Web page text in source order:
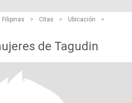
Filipinas > Citas > Ubicación
>
de Tagudin